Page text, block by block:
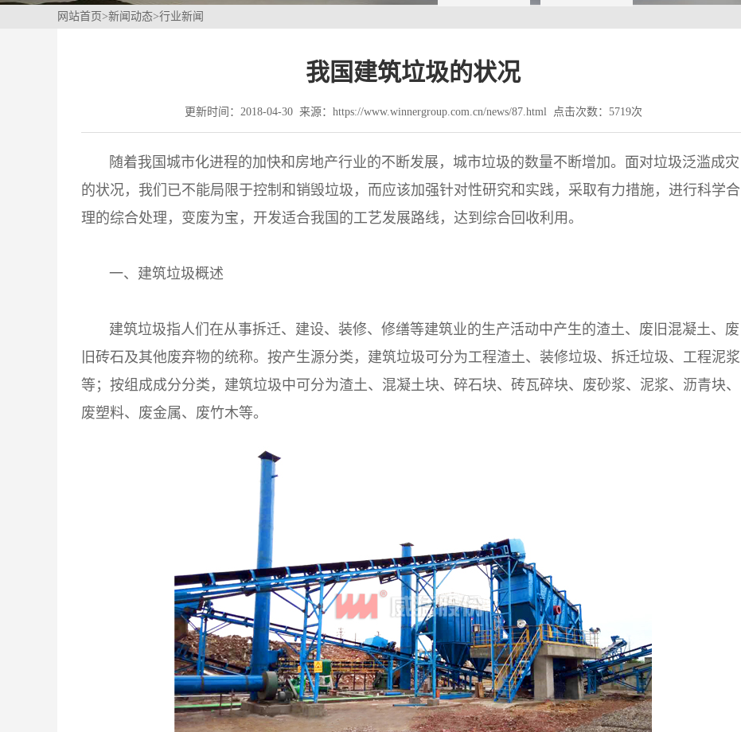
网站首页>新闻动态>行业新闻
我国建筑垃圾的状况
更新时间：2018-04-30 来源：https://www.winnergroup.com.cn/news/87.html 点击次数：5719次
随着我国城市化进程的加快和房地产行业的不断发展，城市垃圾的数量不断增加。面对垃圾泛滥成灾
的状况，我们已不能局限于控制和销毁垃圾，而应该加强针对性研究和实践，采取有力措施，进行科学合
理的综合处理，变废为宝，开发适合我国的工艺发展路线，达到综合回收利用。
一、建筑垃圾概述
建筑垃圾指人们在从事拆迁、建设、装修、修缮等建筑业的生产活动中产生的渣土、废旧混凝土、废
旧砖石及其他废弃物的统称。按产生源分类，建筑垃圾可分为工程渣土、装修垃圾、拆迁垃圾、工程泥浆
等；按组成成分分类，建筑垃圾中可分为渣土、混凝土块、碎石块、砖瓦碎块、废砂浆、泥浆、沥青块、
废塑料、废金属、废竹木等。